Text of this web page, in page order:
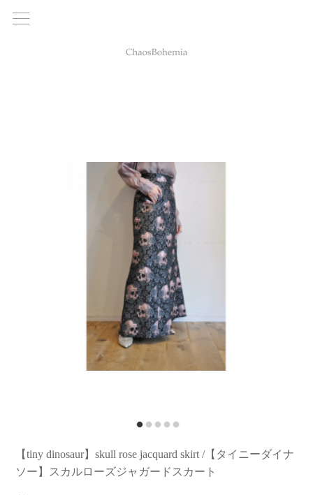
【tiny dinosaur】skull rose jacquard skirt /【タイニーダイナ
ソー】スカルローズジャガードスカート